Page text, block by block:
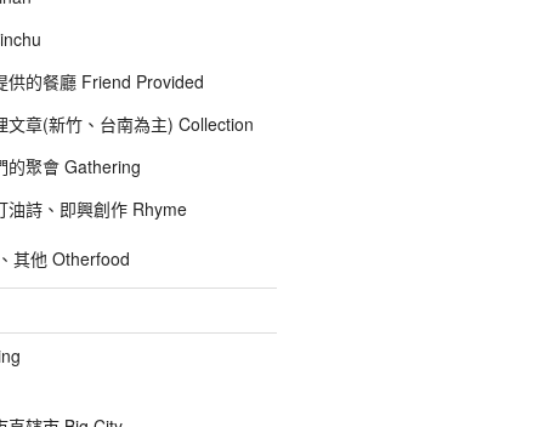
供的餐廳 Friend Provided
文章(新竹、台南為主) Collection
的聚會 Gathering
油詩、即興創作 Rhyme
其他 Otherfood